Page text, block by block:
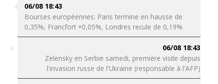
06/08 18:43
Bourses européennes: Paris termine en hausse de
0,35%, Francfort +0,05%, Londres recule de 0,19%
06/08 18:43
Zelensky en Serbie samedi, première visite depuis
l'invasion russe de l'Ukraine (responsable à l'AFP)